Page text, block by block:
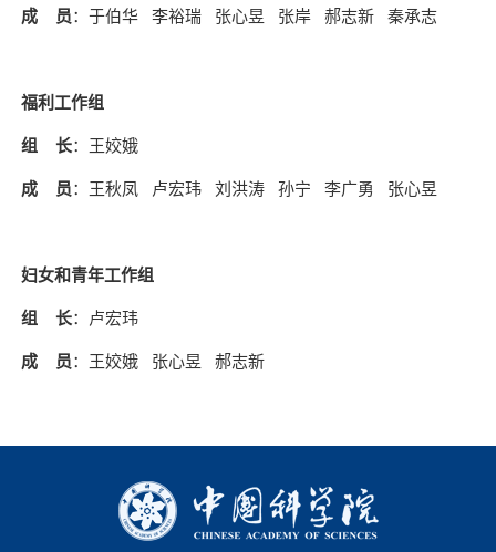
成 员：于伯华 李裕瑞 张心昱 张岸 郝志新 秦承志
福利工作组
组 长：王姣娥
成 员：王秋凤 卢宏玮 刘洪涛 孙宁 李广勇 张心昱
妇女和青年工作组
组 长：卢宏玮
成 员：王姣娥 张心昱 郝志新